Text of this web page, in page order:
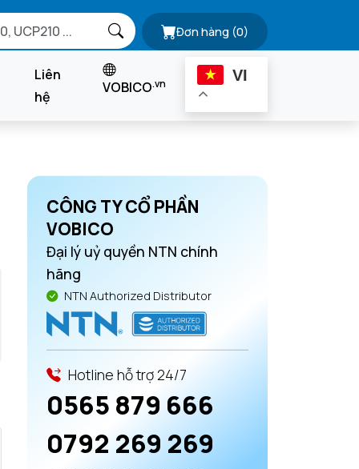
Đơn hàng (0)
Liên
hệ
VOBICO.vn VI
CÔNG TY CỔ PHẦN
VOBICO
Đại lý uỷ quyền NTN chính
hãng
NTN Authorized Distributor
Hotline hỗ trợ 24/7
0565 879 666
0792 269 269